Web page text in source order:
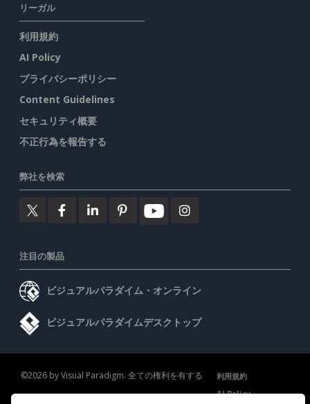
リーガル
利用規約
AI Policy
プライバシーポリシー
Content Guidelines
セキュリティ概要
不正行為を報告する
弊社を検索
注目の製品
ビジュアルパラダイム・オンライン
ビジュアルパラダイムデスクトップ
©2026 by Visual Paradigm. 全ての権利を有する
利用規約
AI Policy